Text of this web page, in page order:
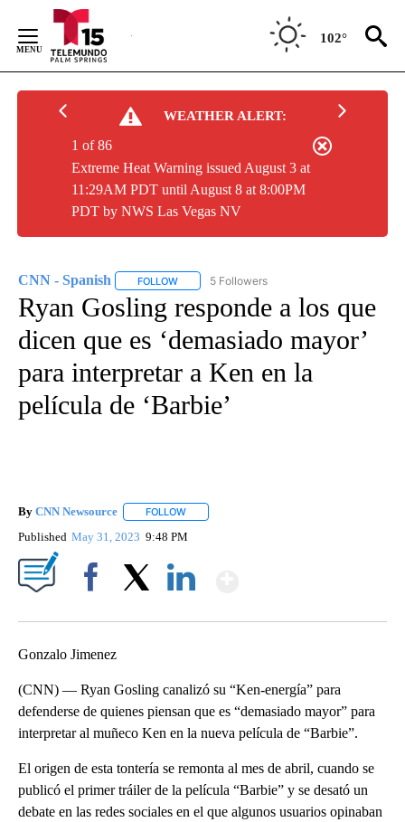
Content
102°
WEATHER ALERT:
Extreme Heat Warning issued August 3 at
11:29AM PDT until August 8 at 8:00PM
PDT by NWS Las Vegas NV
1 of 86
CNN - Spanish FOLLOW FOLLOW "CNN - SPANISH" TO RECEIVE
5 Followers
Ryan Gosling responde a los que
dicen que es ‘demasiado mayor’
para interpretar a Ken en la
película de ‘Barbie’
By CNN Newsource FOLLOW
Published May 31, 2023 9:48 PM
Gonzalo Jimenez
(CNN) — Ryan Gosling canalizó su “Ken-energía” para
defenderse de quienes piensan que es “demasiado mayor” para
interpretar al muñeco Ken en la nueva película de “Barbie”.
El origen de esta tontería se remonta al mes de abril, cuando se
publicó el primer tráiler de la película “Barbie” y se desató un
debate en las redes sociales en el que algunos usuarios opinaban